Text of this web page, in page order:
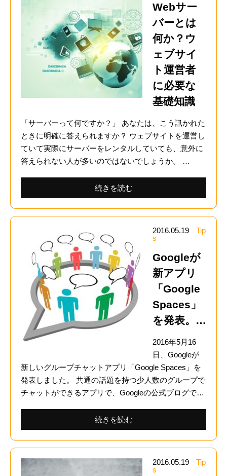
Webサー
バーとは
何か？ウ
ェブサイ
ト運営者
に必要な
基礎知識
「サーバーって何ですか？」 あなたは、こう訊かれた
ときに明確に答えられますか？ ウェブサイトを運営し
ていて実際にサーバーをレンタルしていても、意外に
答えられない人が多いのではないでしょうか。 …
続きを読む
2016.05.19
Tip
s
Googleが
新アプリ
「Google
Spaces」
を発表。…
2016年5月16
日、Googleが
新しいグループチャットアプリ「Google Spaces」を
発表しました。 共通の話題を持つ少人数のグループで
チャットができるアプリで、Googleの公式ブログで…
続きを読む
2016.05.19
Tip
s